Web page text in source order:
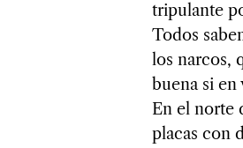
tripulante
Todos
los narcos,
buena si en
En el norte
placas con